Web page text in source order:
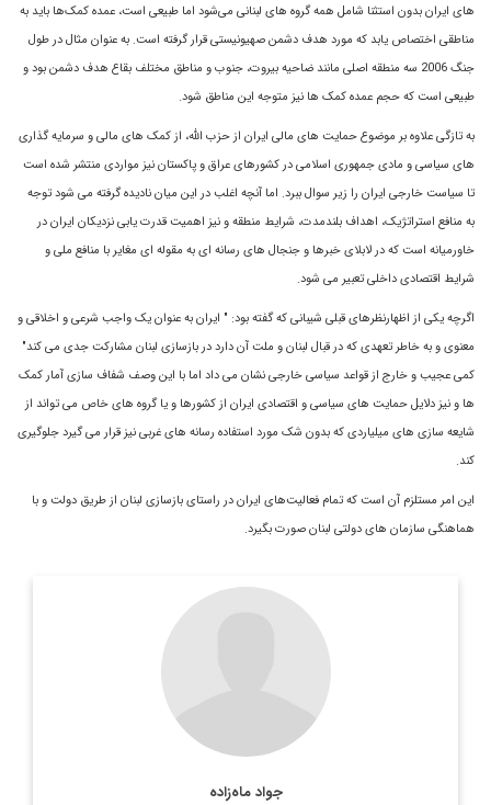
هاى ايران بدون استثنا شامل همه گروه ‌هاى لبنانى مى‌شود اما طبيعى است، عمده کمک‌ها بايد به
مناطقى اختصاص يابد که مورد هدف دشمن صهيونيستى قرار گرفته است. به عنوان مثال در طول
جنگ 2006 سه منطقه اصلى مانند ضاحيه بيروت، جنوب و مناطق مختلف بقاع هدف دشمن بود و
طبيعى است که حجم عمده کمک ها نيز متوجه اين مناطق شود.
به تازگی علاوه بر موضوع حمایت های مالی ایران از حزب الله، از کمک های مالی و سرمایه گذاری
های سیاسی و مادی جمهوری اسلامی در کشورهای عراق و پاکستان نیز مواردی منتشر شده است
تا سیاست خارجی ایران را زیر سوال ببرد. اما آنچه اغلب در این میان نادیده گرفته می شود توجه
به منافع استراتژیک، اهداف بلندمدت، شرایط منطقه و نیز اهمیت قدرت یابی نزدیکان ایران در
خاورمیانه است که در لابلای خبرها و جنجال های رسانه ای به مقوله ای مغایر با منافع ملی و
شرایط اقتصادی داخلی تعبیر می شود.
اگرچه یکی از اظهارنظرهای قبلی شیبانی که گفته بود: " ايران به عنوان يک واجب شرعى و اخلاقى و
معنوى و به خاطر تعهدى که در قبال لبنان و ملت آن دارد در بازسازى لبنان مشارکت جدى می کند"
کمی عجیب و خارج از قواعد سیاسی خارجی نشان می داد اما با این وصف شفاف سازی آمار کمک
ها و نیز دلایل حمایت های سیاسی و اقتصادی ایران از کشورها و یا گروه های خاص می تواند از
شایعه سازی های میلیاردی که بدون شک مورد استفاده رسانه های غربی نیز قرار می گیرد جلوگیری
کند.
این امر مستلزم آن است که تمام فعاليت‌هاى ايران در راستاى بازسازى لبنان از طريق دولت و با
هماهنگی سازمان‌ هاى دولتى لبنان صورت بگیرد.
جواد ماه‌زاده